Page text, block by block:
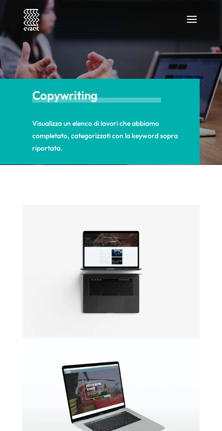
Copywriting
Visualizza un elenco di lavori che abbiamo
completato, categorizzati con la keyword sopra
riportata.